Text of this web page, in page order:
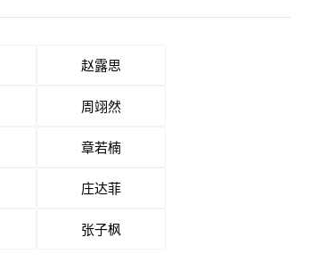
赵露思
周翊然
章若楠
庄达菲
张子枫